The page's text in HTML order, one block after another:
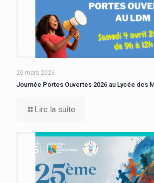
20 mars 2026
Journée Portes Ouvertes 2026 au Lycée des
Lire la suite